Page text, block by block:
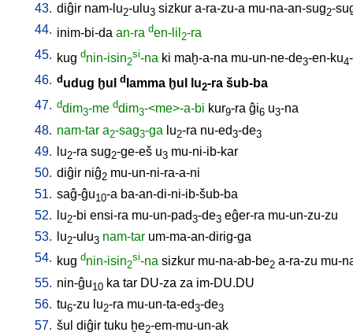
43. diĝir nam-lu2-ulu3 sizkur a-ra-zu-a mu-na-an-sug2-
44. inim-bi-da an-ra den-lil 2-ra
45. kug dnin-isin2
si-na ki maḫ-a-na mu-un-ne-de3-en-ku4
46. dudug ḫul d lamma ḫul lu2-ra šub-ba
47. ddim3-me ddim3-<me>-a-bi kur9-ra ĝi6 u3-na
48. nam-tar a2-sag3-ga lu2-ra nu-ed3-de3
49. lu2-ra sug2-ge-eš u3 mu-ni-ib-kar
50. diĝir niĝ2 mu-un-ni-ra-a-ni
51. saĝ-ĝu10-a ba-an-di-ni-ib-šub-ba
52.
lu2-bi ensi-ra mu-un-pad3-de3 eĝer-ra mu-un-zu-zu
53.
lu2-ulu3 nam-tar um-ma-an-dirig-ga
54. kug dnin-isin2
si-na sizkur mu-na-ab-be2 a-ra-zu mu-
55. nin-ĝu10 ka tar DU-za za im-DU.DU
56. tu6-zu lu2-ra mu-un-ta-ed3-de3
57. šul diĝir tuku ḫe2-em-mu-un-ak